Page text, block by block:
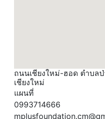
ถนนเชียงใหม่-ฮอด ตำบล
เชียงใหม่
แผนที่
0993714666